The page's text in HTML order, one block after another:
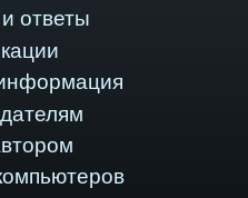
ответы